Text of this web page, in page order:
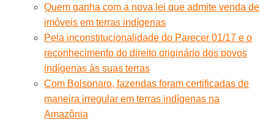
Quem ganha com a nova lei que admite venda de
imóveis em terras indígenas
Pela inconstitucionalidade do Parecer 01/17 e o
reconhecimento do direito originário dos povos
indígenas às suas terras
Com Bolsonaro, fazendas foram certificadas de
maneira irregular em terras indígenas na
Amazônia